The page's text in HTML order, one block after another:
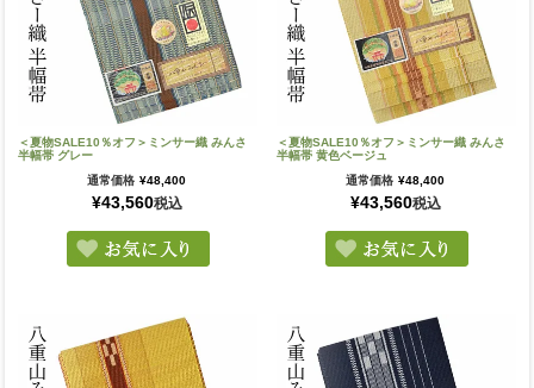
＜夏物SALE10％オフ＞ミンサー織 みんさ
半幅帯 グレー
通常価格 ¥48,400
¥43,560税込
＜夏物SALE10％オフ＞ミンサー織 みんさ
半幅帯 黄色ベージュ
通常価格 ¥48,400
¥43,560税込